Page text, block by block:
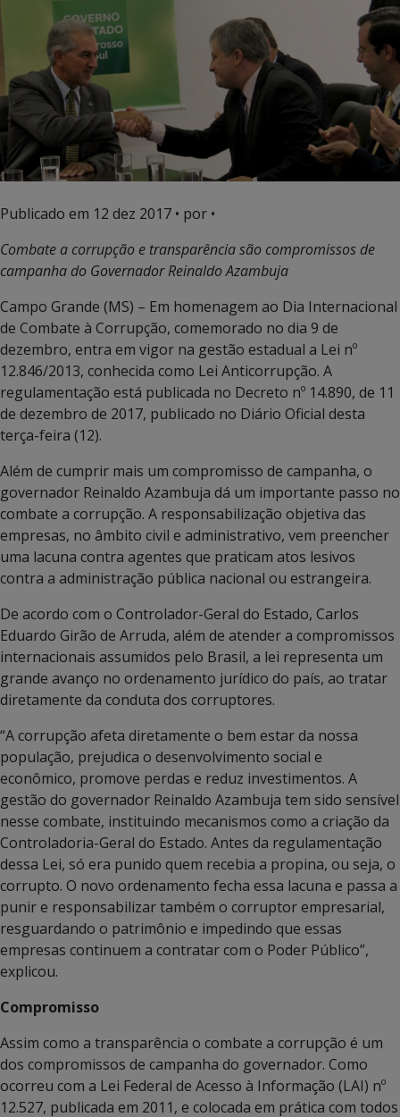
Publicado em 12 dez 2017 • por •
Combate a corrupção e transparência são compromissos de
campanha do Governador Reinaldo Azambuja
Campo Grande (MS) – Em homenagem ao Dia Internacional
de Combate à Corrupção, comemorado no dia 9 de
dezembro, entra em vigor na gestão estadual a Lei nº
12.846/2013, conhecida como Lei Anticorrupção. A
regulamentação está publicada no Decreto nº 14.890, de 11
de dezembro de 2017, publicado no Diário Oficial desta
terça-feira (12).
Além de cumprir mais um compromisso de campanha, o
governador Reinaldo Azambuja dá um importante passo no
combate a corrupção. A responsabilização objetiva das
empresas, no âmbito civil e administrativo, vem preencher
uma lacuna contra agentes que praticam atos lesivos
contra a administração pública nacional ou estrangeira.
De acordo com o Controlador-Geral do Estado, Carlos
Eduardo Girão de Arruda, além de atender a compromissos
internacionais assumidos pelo Brasil, a lei representa um
grande avanço no ordenamento jurídico do país, ao tratar
diretamente da conduta dos corruptores.
“A corrupção afeta diretamente o bem estar da nossa
população, prejudica o desenvolvimento social e
econômico, promove perdas e reduz investimentos. A
gestão do governador Reinaldo Azambuja tem sido sensível
nesse combate, instituindo mecanismos como a criação da
Controladoria-Geral do Estado. Antes da regulamentação
dessa Lei, só era punido quem recebia a propina, ou seja, o
corrupto. O novo ordenamento fecha essa lacuna e passa a
punir e responsabilizar também o corruptor empresarial,
resguardando o patrimônio e impedindo que essas
empresas continuem a contratar com o Poder Público”,
explicou.
Compromisso
Assim como a transparência o combate a corrupção é um
dos compromissos de campanha do governador. Como
ocorreu com a Lei Federal de Acesso à Informação (LAI) nº
12.527, publicada em 2011, e colocada em prática com todos